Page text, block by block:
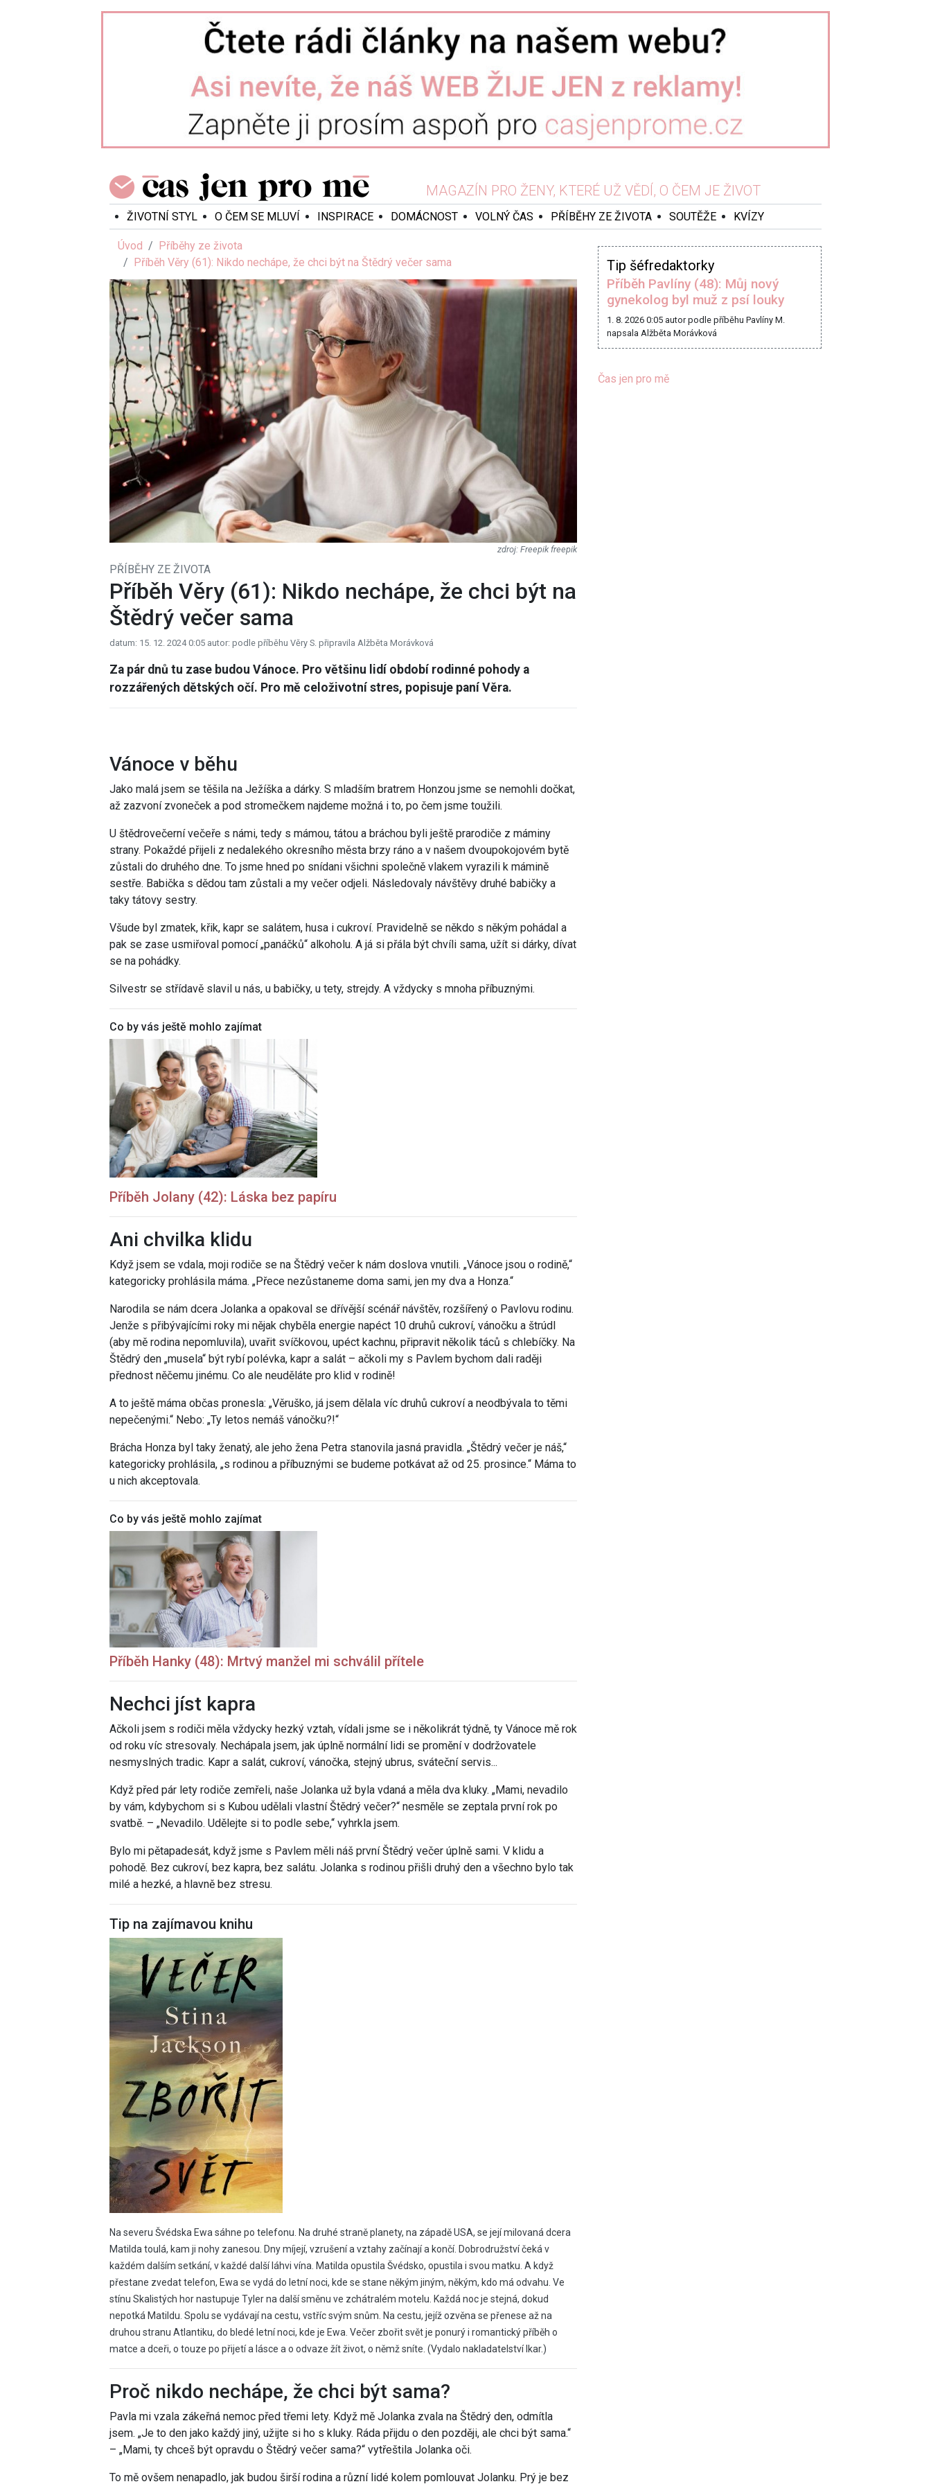
MAGAZÍN PRO ŽENY, KTERÉ UŽ VĚDÍ, O ČEM JE ŽIVOT
ŽIVOTNÍ STYL O ČEM SE MLUVÍ INSPIRACE DOMÁCNOST VOLNÝ ČAS PŘÍBĚHY ZE ŽIVOTA SOUTĚŽE KVÍZY
Úvod
Příběhy ze života
Příběh Věry (61): Nikdo nechápe, že chci být na Štědrý večer sama
Freepik freepik
PŘÍBĚHY ZE ŽIVOTA
Příběh Věry (61): Nikdo nechápe, že chci být na
Štědrý večer sama
datum: 15. 12. 2024 0:05 autor: podle příběhu Věry S. připravila Alžběta Morávková
Za pár dnů tu zase budou Vánoce. Pro většinu lidí období rodinné pohody a
rozzářených dětských očí. Pro mě celoživotní stres, popisuje paní Věra.
Vánoce v běhu
Jako malá jsem se těšila na Ježíška a dárky. S mladším bratrem Honzou jsme se nemohli dočkat,
až zazvoní zvoneček a pod stromečkem najdeme možná i to, po čem jsme toužili.
U štědrovečerní večeře s námi, tedy s mámou, tátou a bráchou byli ještě prarodiče z máminy
strany. Pokaždé přijeli z nedalekého okresního města brzy ráno a v našem dvoupokojovém bytě
zůstali do druhého dne. To jsme hned po snídani všichni společně vlakem vyrazili k mámině
sestře. Babička s dědou tam zůstali a my večer odjeli. Následovaly návštěvy druhé babičky a
taky tátovy sestry.
Všude byl zmatek, křik, kapr se salátem, husa i cukroví. Pravidelně se někdo s někým pohádal a
pak se zase usmiřoval pomocí „panáčků“ alkoholu. A já si přála být chvíli sama, užít si dárky, dívat
se na pohádky.
Silvestr se střídavě slavil u nás, u babičky, u tety, strejdy. A vždycky s mnoha příbuznými.
Co by vás ještě mohlo zajímat
Příběh Jolany (42): Láska bez papíru
Ani chvilka klidu
Když jsem se vdala, moji rodiče se na Štědrý večer k nám doslova vnutili. „Vánoce jsou o rodině,“
kategoricky prohlásila máma. „Přece nezůstaneme doma sami, jen my dva a Honza.“
Narodila se nám dcera Jolanka a opakoval se dřívější scénář návštěv, rozšířený o Pavlovu rodinu.
Jenže s přibývajícími roky mi nějak chyběla energie napéct 10 druhů cukroví, vánočku a štrúdl
(aby mě rodina nepomluvila), uvařit svíčkovou, upéct kachnu, připravit několik táců s chlebíčky. Na
Štědrý den „musela“ být rybí polévka, kapr a salát – ačkoli my s Pavlem bychom dali raději
přednost něčemu jinému. Co ale neuděláte pro klid v rodině!
A to ještě máma občas pronesla: „Věruško, já jsem dělala víc druhů cukroví a neodbývala to těmi
nepečenými.“ Nebo: „Ty letos nemáš vánočku?!“
Brácha Honza byl taky ženatý, ale jeho žena Petra stanovila jasná pravidla. „Štědrý večer je náš,“
kategoricky prohlásila, „s rodinou a příbuznými se budeme potkávat až od 25. prosince.“ Máma to
u nich akceptovala.
Co by vás ještě mohlo zajímat
Příběh Hanky (48): Mrtvý manžel mi schválil přítele
Nechci jíst kapra
Ačkoli jsem s rodiči měla vždycky hezký vztah, vídali jsme se i několikrát týdně, ty Vánoce mě rok
od roku víc stresovaly. Nechápala jsem, jak úplně normální lidi se promění v dodržovatele
nesmyslných tradic. Kapr a salát, cukroví, vánočka, stejný ubrus, sváteční servis...
Když před pár lety rodiče zemřeli, naše Jolanka už byla vdaná a měla dva kluky. „Mami, nevadilo
by vám, kdybychom si s Kubou udělali vlastní Štědrý večer?“ nesměle se zeptala první rok po
svatbě. – „Nevadilo. Udělejte si to podle sebe,“ vyhrkla jsem.
Bylo mi pětapadesát, když jsme s Pavlem měli náš první Štědrý večer úplně sami. V klidu a
pohodě. Bez cukroví, bez kapra, bez salátu. Jolanka s rodinou přišli druhý den a všechno bylo tak
milé a hezké, a hlavně bez stresu.
Tip na zajímavou knihu
Na severu Švédska Ewa sáhne po telefonu. Na druhé straně planety, na západě USA, se její milovaná dcera
Matilda toulá, kam ji nohy zanesou. Dny míjejí, vzrušení a vztahy začínají a končí. Dobrodružství čeká v
každém dalším setkání, v každé další láhvi vína. Matilda opustila Švédsko, opustila i svou matku. A když
přestane zvedat telefon, Ewa se vydá do letní noci, kde se stane někým jiným, někým, kdo má odvahu. Ve
stínu Skalistých hor nastupuje Tyler na další směnu ve zchátralém motelu. Každá noc je stejná, dokud
nepotká Matildu. Spolu se vydávají na cestu, vstříc svým snům. Na cestu, jejíž ozvěna se přenese až na
druhou stranu Atlantiku, do bledé letní noci, kde je Ewa. Večer zbořit svět je ponurý i romantický příběh o
matce a dceři, o touze po přijetí a lásce a o odvaze žít život, o němž sníte. (Vydalo nakladatelství Ikar.)
Proč nikdo nechápe, že chci být sama?
Pavla mi vzala zákeřná nemoc před třemi lety. Když mě Jolanka zvala na Štědrý den, odmítla
jsem. „Je to den jako každý jiný, užijte si ho s kluky. Ráda přijdu o den později, ale chci být sama.“
– „Mami, ty chceš být opravdu o Štědrý večer sama?“ vytřeštila Jolanka oči.
To mě ovšem nenapadlo, jak budou širší rodina a různí lidé kolem pomlouvat Jolanku. Prý je bez
Tip šéfredaktorky
Příběh Pavlíny (48): Můj nový
gynekolog byl muž z psí louky
1. 8. 2026 0:05 autor podle příběhu Pavlíny M.
napsala Alžběta Morávková
Čas jen pro mě